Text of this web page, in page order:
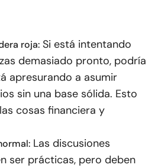
roja: Si está intentando
demasiado pronto, podría
apresurando a asumir
sin una base sólida. Esto
cosas financiera y
Las discusiones
ser prácticas, pero deben